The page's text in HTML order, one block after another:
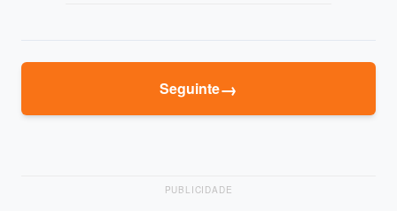
Seguinte→
PUBLICIDADE